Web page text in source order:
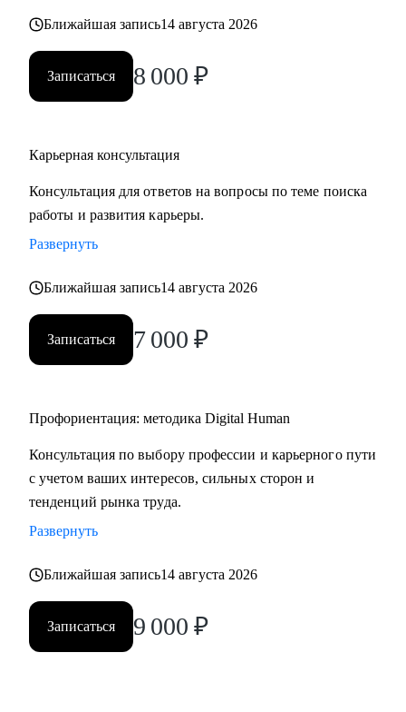
карьерных кризисов
Кому могу помочь:
• Руководителям высшего звена и Директорам
(Supply Chain), Электронной коммерции (E-commerce)
Региональные и Территориальные менеджеры, HR бизнес-
партнеры (HRBP)
• Ведущим специалистам и ключевым экспертам:
Бухгалтеры, Финансовые менеджеры, Маркетологи,
Менеджеры по продажам, Торговые представители
• Операционному и Торговому персоналу: Продавцы-
консультанты, Кассиры, Складские работники,
• Начинающим специалистам (Ассистенты, Младшие
Постоянно повышаю квалификацию через тренинги по
актуальным HR-технологиям и профориентации
кейсами и аналитикой в сфере карьерного развития
Моя миссия — привести вас туда, где ваша деятельность
приносит не только финансовый результат, но и личное
Ближайшая запись14 августа 2026
Записаться 8 000 ₽
Карьерная консультация
Консультация для ответов на вопросы по теме поиска
работы и развития карьеры.
Развернуть
Ближайшая запись14 августа 2026
Записаться 7 000 ₽
Профориентация: методика Digital Human
Консультация по выбору профессии и карьерного пути
с учетом ваших интересов, сильных сторон и
тенденций рынка труда.
Развернуть
Ближайшая запись14 августа 2026
Записаться 9 000 ₽